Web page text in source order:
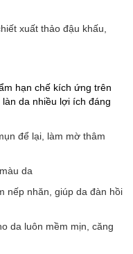
xuất thảo đậu khấu,
hạn chế kích ứng trên
da nhiều lợi ích đáng
để lại, làm mờ thâm
da
nếp nhăn, giúp da đàn hồi
da luôn mềm mịn, căng